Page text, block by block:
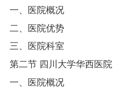
一、医院概况
二、医院优势
三、医院科室
第二节 四川大学华西医院
一、医院概况